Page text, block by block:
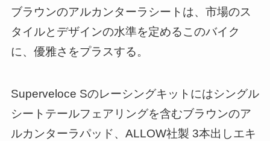
ブラウンのアルカンターラシートは、市場のス
タイルとデザインの水準を定めるこのバイク
に、優雅さをプラスする。
Superveloce Sのレーシングキットにはシングル
シートテールフェアリングを含むブラウンのア
ルカンターラパッド、ALLOW社製 3本出しエキ